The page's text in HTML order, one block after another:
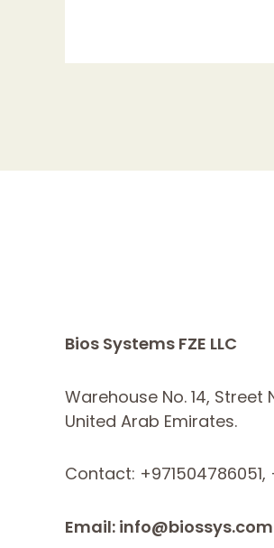
Bios Systems FZE LLC
Warehouse No. 14, Street
United Arab Emirates.
Contact: +971504786051,
Email: info@biossys.com